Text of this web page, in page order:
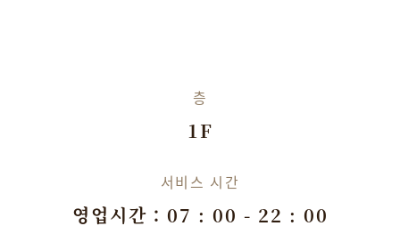
층
1F
서비스 시간
영업시간：07 : 00 - 22 : 00